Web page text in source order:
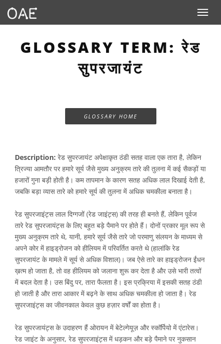
Toggle
GLOSSARY TERM: रेड
सुपरजायंट
GLOSSARY HOME
Description: रेड सुपरजायंट अपेक्षाकृत ठंडी सतह वाला एक तारा है, लेकिन
त्रिज्या आमतौर पर हमारे सूर्य जैसे मुख्य अनुक्रम तारे की तुलना में कई सैकड़ों या
हजारों गुना बड़ी होती है। कम तापमान के कारण सतह अधिक लाल दिखाई देती है,
जबकि बड़ा व्यास तारे को हमारे सूर्य की तुलना में अधिक चमकीला बनाता है।
रेड सुपरजाइंट्स लाल दिग्गजों (रेड जाइंट्स) की तरह ही बनते हैं, लेकिन पूर्वज
तारे रेड सुपरजायंट्स के लिए बहुत बड़े पैमाने पर होते हैं। दोनों प्रकार मूल रूप से
मुख्य अनुक्रम तारे थे, यानी, हमारे सूर्य जैसे तारे जो परमाणु संलयन के माध्यम से
अपने कोर में हाइड्रोजन को हीलियम में परिवर्तित करते थे (हालांकि रेड
सुपरजायंट के मामले में सूर्य से अधिक विशाल)। जब ऐसे तारे का हाइड्रोजन ईंधन
ख़त्म हो जाता है, तो वह हीलियम को जलाना शुरू कर देता है और उसे भारी तत्वों
में बदल देता है। उस बिंदु पर, तारा फैलता है। इस प्रक्रिया में इसकी सतह ठंडी
हो जाती है और तारा आकार में बढ़ने के साथ अधिक चमकीला हो जाता है। रेड
सुपरजाइंट्स का जीवनकाल केवल कुछ हज़ार वर्षों का होता है।
रेड सुपरजायंट्स के उदाहरण हैं ओरायन में बेटेल्गेयूज़ और स्कॉर्पियो में एंटारेस।
रेड जाइंट के अनुसार, रेड सुपरजाइंट्स में धड़कन और बड़े पैमाने पर नुकसान